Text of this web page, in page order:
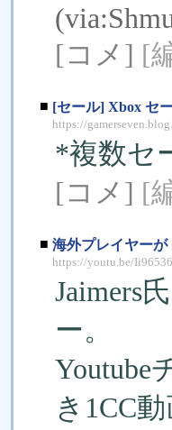
(via:
[コメ] [
■ [セール] Xbox セ
https://
*複数セ
[コメ] [
■ 海外プレイヤー
https://youtu.be/
Jaimers
ー。
Youtube
き1CC